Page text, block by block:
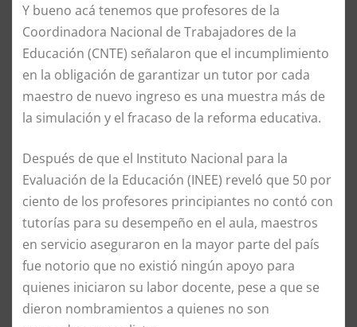
Y bueno acá tenemos que profesores de la
Coordinadora Nacional de Trabajadores de la
Educación (CNTE) señalaron que el incumplimiento
en la obligación de garantizar un tutor por cada
maestro de nuevo ingreso es una muestra más de
la simulación y el fracaso de la reforma educativa.
Después de que el Instituto Nacional para la
Evaluación de la Educación (INEE) reveló que 50 por
ciento de los profesores principiantes no contó con
tutorías para su desempeño en el aula, maestros
en servicio aseguraron en la mayor parte del país
fue notorio que no existió ningún apoyo para
quienes iniciaron su labor docente, pese a que se
dieron nombramientos a quienes no son